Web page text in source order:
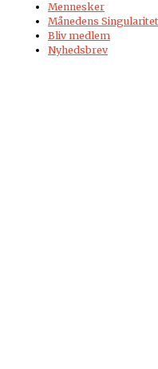
Mennesker
Månedens Singularitet
Bliv medlem
Nyhedsbrev